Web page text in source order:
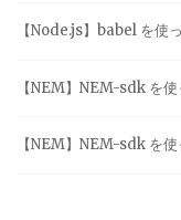
【Node.js】babel を使
【NEM】NEM-sdk を
【NEM】NEM-sdk を